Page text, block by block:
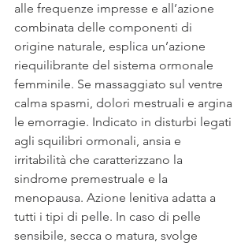
alle frequenze impresse e all’azione
combinata delle componenti di
origine naturale, esplica un’azione
riequilibrante del sistema ormonale
femminile. Se massaggiato sul ventre
calma spasmi, dolori mestruali e argina
le emorragie. Indicato in disturbi legati
agli squilibri ormonali, ansia e
irritabilità che caratterizzano la
sindrome premestruale e la
menopausa. Azione lenitiva adatta a
tutti i tipi di pelle. In caso di pelle
sensibile, secca o matura, svolge